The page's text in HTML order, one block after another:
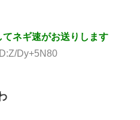
ネギ速がお送りします
Dy+5N80